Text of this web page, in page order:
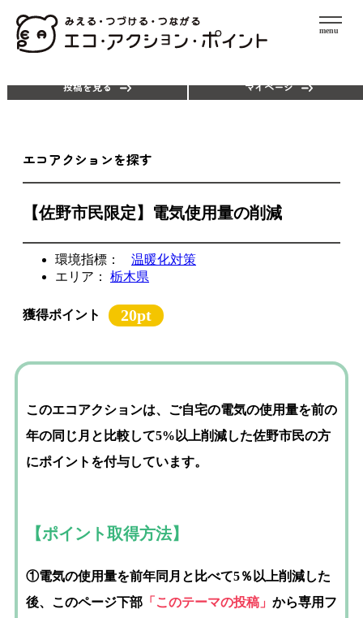
menu
投稿を見る
マイページ
エコアクションを探す
【佐野市民限定】電気使用量の削減
環境指標：
温暖化対策
エリア： 栃木県
獲得ポイント 20pt
このエコアクションは、ご自宅の電気の使用量を前の
年の同じ月と比較して5%以上削減した佐野市民の方
にポイントを付与しています。
【ポイント取得方法】
①電気の使用量を前年同月と比べて5％以上削減した
後、このページ下部 「このテーマの投稿」 から専用フ